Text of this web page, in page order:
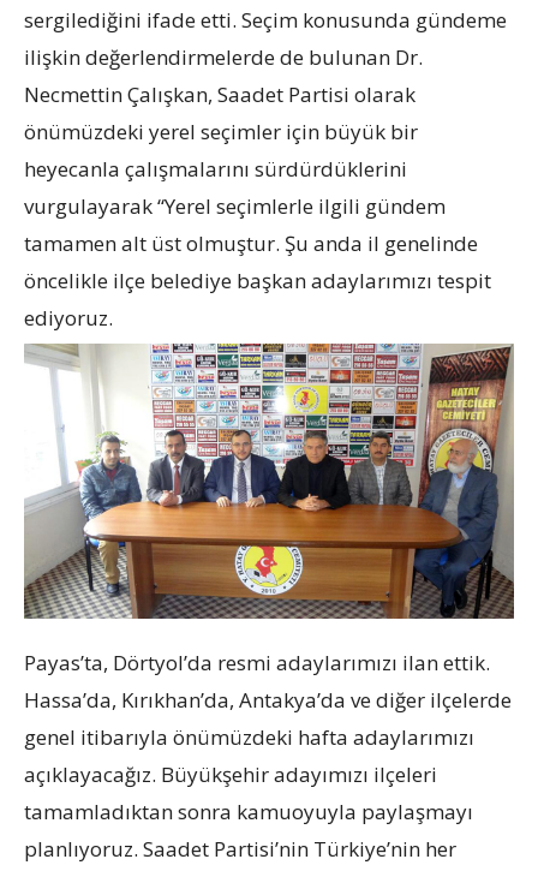
sergilediğini ifade etti. Seçim konusunda gündeme
ilişkin değerlendirmelerde de bulunan Dr.
Necmettin Çalışkan, Saadet Partisi olarak
önümüzdeki yerel seçimler için büyük bir
heyecanla çalışmalarını sürdürdüklerini
vurgulayarak “Yerel seçimlerle ilgili gündem
tamamen alt üst olmuştur. Şu anda il genelinde
öncelikle ilçe belediye başkan adaylarımızı tespit
ediyoruz.
Payas’ta, Dörtyol’da resmi adaylarımızı ilan ettik.
Hassa’da, Kırıkhan’da, Antakya’da ve diğer ilçelerde
genel itibarıyla önümüzdeki hafta adaylarımızı
açıklayacağız. Büyükşehir adayımızı ilçeleri
tamamladıktan sonra kamuoyuyla paylaşmayı
planlıyoruz. Saadet Partisi’nin Türkiye’nin her